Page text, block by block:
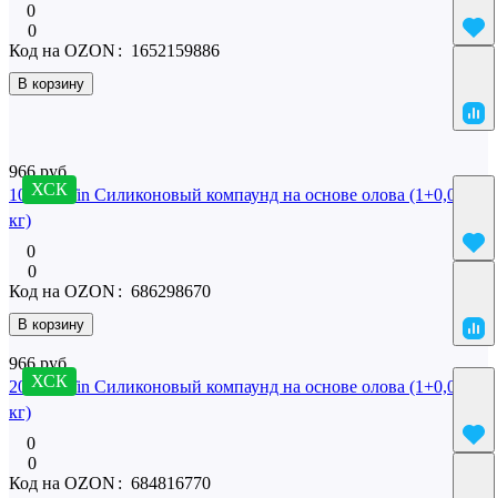
0
0
В корзину
Код на OZON : 1652159886
ХСК
966 руб.
10 SilcoTin Силиконовый компаунд на основе олова (1+0,02
кг)
0
0
В корзину
Код на OZON : 686298670
ХСК
966 руб.
20 SilcoTin Силиконовый компаунд на основе олова (1+0,02
кг)
0
0
Код на OZON : 684816770